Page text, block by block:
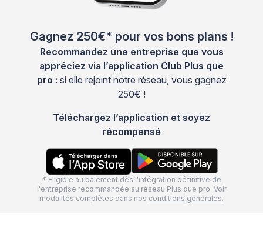
Gagnez 250€* pour vos bons plans !
Recommandez une entreprise que vous
appréciez via l’application Club Plus que
pro : si elle rejoint notre réseau, vous gagnez
250€ !
Téléchargez l’application et soyez
récompensé
* Eligible au paiement dès l'intégration définitive de
l'entreprise recommandée au réseau Plus que pro. Voir
modalités complètes dans nos conditions générales.